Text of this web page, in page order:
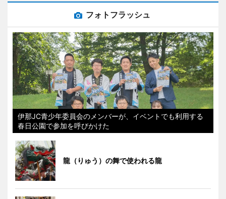
フォトフラッシュ
伊那JC青少年委員会のメンバーが、イベントでも利用する
春日公園で参加を呼びかけた
龍（りゅう）の舞で使われる龍